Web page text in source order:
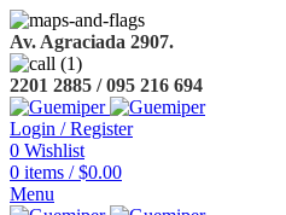
Av. Agraciada 2907.
2201 2885 / 095 216 694
Login / Register
0 Wishlist
0 items / $0.00
Menu